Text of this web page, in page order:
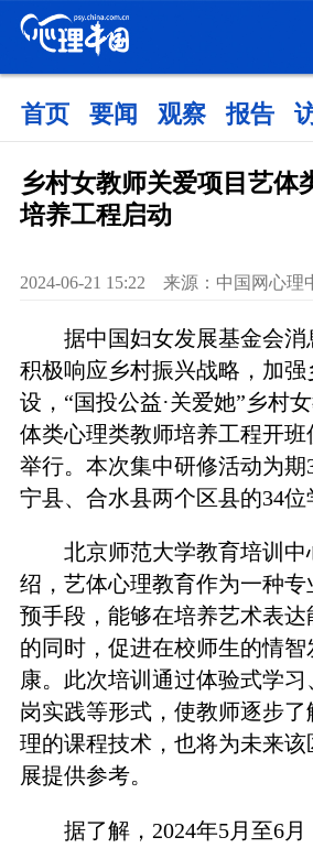
首页 要闻 观察 报告
乡村女教师关爱项目艺体
培养工程启动
2024-06-21 15:22 来源：中国网心理
据中国妇女发展基金会消
积极响应乡村振兴战略，加
设，“国投公益·关爱她”乡村
体类心理类教师培养工程开班
举行。本次集中研修活动为
宁县、合水县两个区县的34位
北京师范大学教育培训
绍，艺体心理教育作为一种
预手段，能够在培养艺术表
的同时，促进在校师生的情
康。此次培训通过体验式学
岗实践等形式，使教师逐步
理的课程技术，也将为未来
展提供参考。
据了解，2024年5月至6月